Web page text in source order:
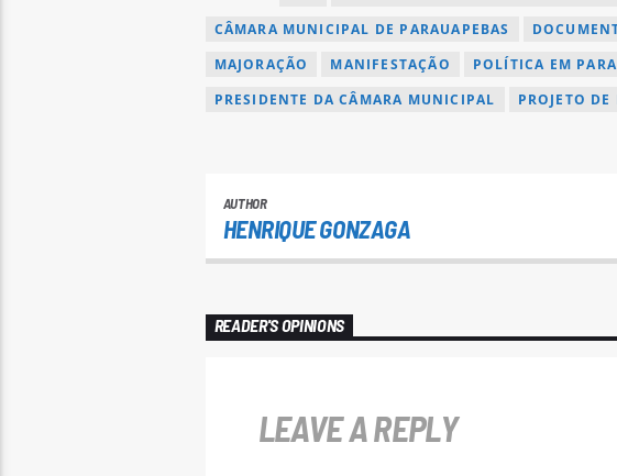
CÂMARA MUNICIPAL DE PARAUAPEBAS
MAJORAÇÃO
MANIFESTAÇÃO POLÍTICA EM
PRESIDENTE DA CÂMARA MUNICIPAL
PROJETO DE
AUTHOR
HENRIQUE GONZAGA
READER'S OPINIONS
LEAVE A REPLY